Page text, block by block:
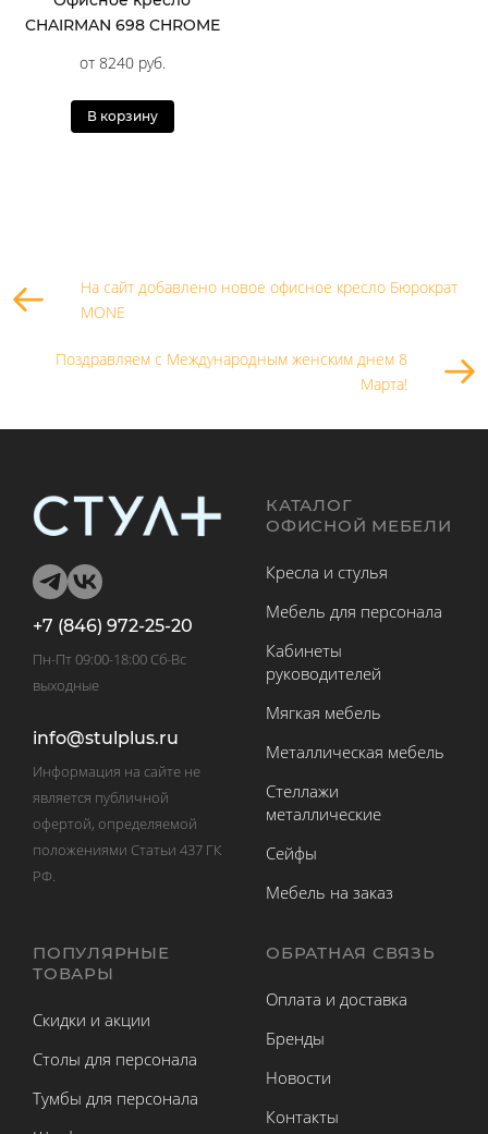
CHAIRMAN 698 CHROME
от 8240 руб.
В корзину
На сайт добавлено новое офисное кресло Бюрократ
MONE
Поздравляем с Международным женским днем 8
Марта!
+7 (846) 972-25-20
Пн-Пт 09:00-18:00 Сб-Вс
выходные
info@stulplus.ru
Информация на сайте не
является публичной
офертой, определяемой
положениями Статьи 437 ГК
РФ.
КАТАЛОГ
ОФИСНОЙ МЕБЕЛИ
Кресла и стулья
Мебель для персонала
Кабинеты
руководителей
Мягкая мебель
Металлическая мебель
Стеллажи
металлические
Сейфы
Мебель на заказ
ПОПУЛЯРНЫЕ
ТОВАРЫ
Скидки и акции
Столы для персонала
Тумбы для персонала
ОБРАТНАЯ СВЯЗЬ
Оплата и доставка
Бренды
Новости
Контакты